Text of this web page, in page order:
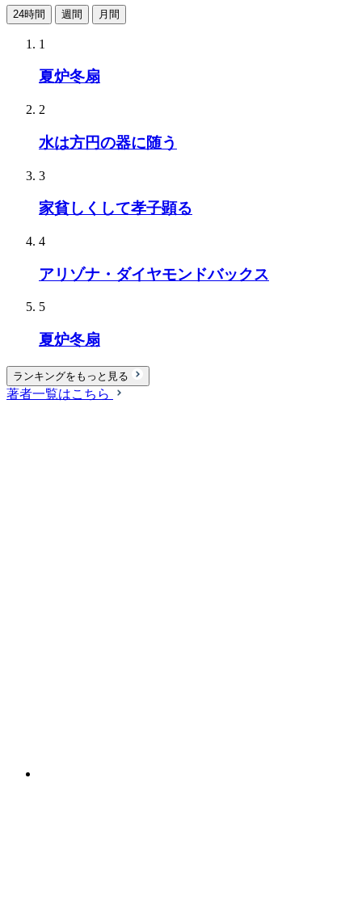
24時間 週間 月間
1
夏炉冬扇
2
水は方円の器に随う
3
家貧しくして孝子顕る
4
アリゾナ・ダイヤモンドバックス
5
夏炉冬扇
ランキングをもっと見る
著者一覧はこちら